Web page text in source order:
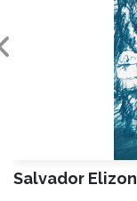
Salvador